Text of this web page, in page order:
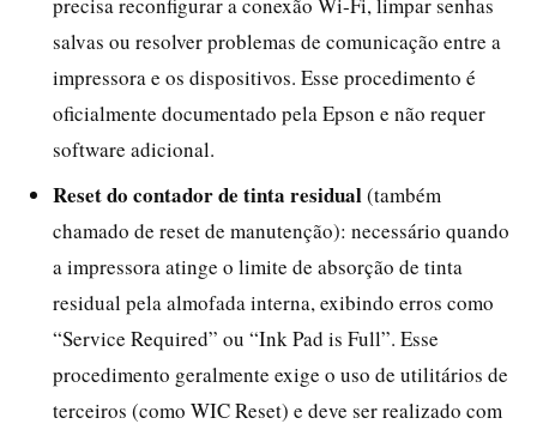
salvas ou resolver problemas de comunicação entre a
impressora e os dispositivos. Esse procedimento é
oficialmente documentado pela Epson e não requer
software adicional.
Reset do contador de tinta residual(também
chamado de reset de manutenção): necessário quando
a impressora atinge o limite de absorção de tinta
residual pela almofada interna, exibindo erros como
“Service Required” ou “Ink Pad is Full”. Esse
procedimento geralmente exige o uso de utilitários de
terceiros (como WIC Reset) e deve ser realizado com